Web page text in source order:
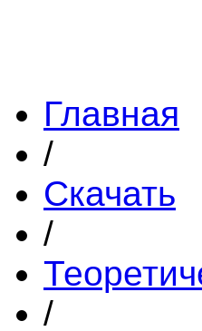
Главная
/
Скачать
/
/